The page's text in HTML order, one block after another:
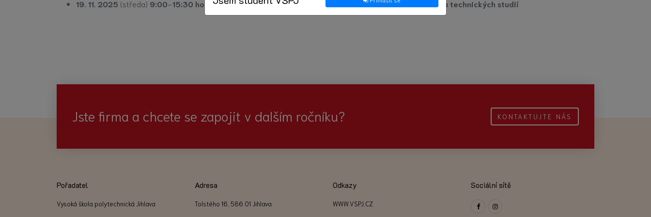
19. 11. 2025 (středa) 9:00–15:30 hod. pro programy kateder ekonomických studií, cestovního ruchu a technických studií
Jste firma a chcete se zapojit v dalším ročníku? KONTAKTUJTE NÁS
Pořadatel
Vysoká škola polytechnická Jihlava
Adresa
Tolstého 16, 586 01 Jihlava
Odkazy
WWW.VSPJ.CZ
Sociální sítě